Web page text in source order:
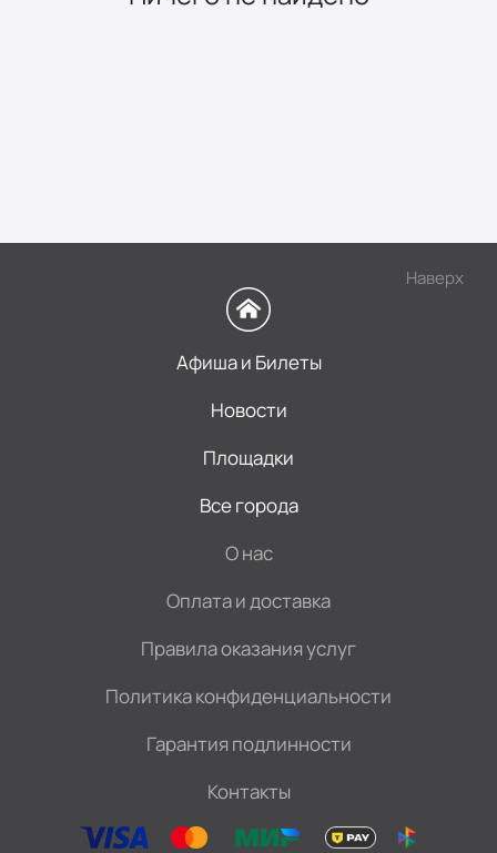
Наверх
Афиша и Билеты
Новости
Площадки
Все города
О нас
Оплата и доставка
Правила оказания услуг
Политика конфиденциальности
Гарантия подлинности
Контакты